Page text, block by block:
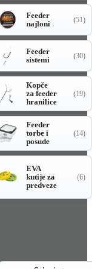
Feeder
najloni
(51)
Feeder
sistemi
(30)
Kopče
za feeder
hranilice
(19)
Feeder
torbe i
posude
(14)
EVA
kutije za
predveze
(6)